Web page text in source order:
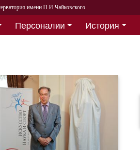
имени П.И.Чайковского
Персоналии
История